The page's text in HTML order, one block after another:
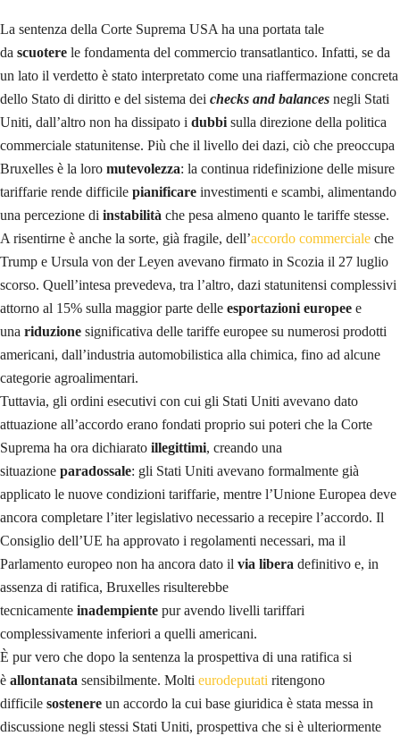
La sentenza della Corte Suprema USA ha una portata tale
da scuotere le fondamenta del commercio transatlantico. Infatti, se da
un lato il verdetto è stato interpretato come una riaffermazione concreta
dello Stato di diritto e del sistema dei checks and balances negli Stati
Uniti, dall’altro non ha dissipato i dubbi sulla direzione della politica
commerciale statunitense. Più che il livello dei dazi, ciò che preoccupa
Bruxelles è la loro mutevolezza: la continua ridefinizione delle misure
tariffarie rende difficile pianificare investimenti e scambi, alimentando
una percezione di instabilità che pesa almeno quanto le tariffe stesse.
A risentirne è anche la sorte, già fragile, dell’accordo commerciale che
Trump e Ursula von der Leyen avevano firmato in Scozia il 27 luglio
scorso. Quell’intesa prevedeva, tra l’altro, dazi statunitensi complessivi
attorno al 15% sulla maggior parte delle esportazioni europee e
una riduzione significativa delle tariffe europee su numerosi prodotti
americani, dall’industria automobilistica alla chimica, fino ad alcune
categorie agroalimentari.
Tuttavia, gli ordini esecutivi con cui gli Stati Uniti avevano dato
attuazione all’accordo erano fondati proprio sui poteri che la Corte
Suprema ha ora dichiarato illegittimi, creando una
situazione paradossale: gli Stati Uniti avevano formalmente già
applicato le nuove condizioni tariffarie, mentre l’Unione Europea deve
ancora completare l’iter legislativo necessario a recepire l’accordo. Il
Consiglio dell’UE ha approvato i regolamenti necessari, ma il
Parlamento europeo non ha ancora dato il via libera definitivo e, in
assenza di ratifica, Bruxelles risulterebbe
tecnicamente inadempiente pur avendo livelli tariffari
complessivamente inferiori a quelli americani.
È pur vero che dopo la sentenza la prospettiva di una ratifica si
è allontanata sensibilmente. Molti eurodeputati ritengono
difficile sostenere un accordo la cui base giuridica è stata messa in
discussione negli stessi Stati Uniti, prospettiva che si è ulteriormente